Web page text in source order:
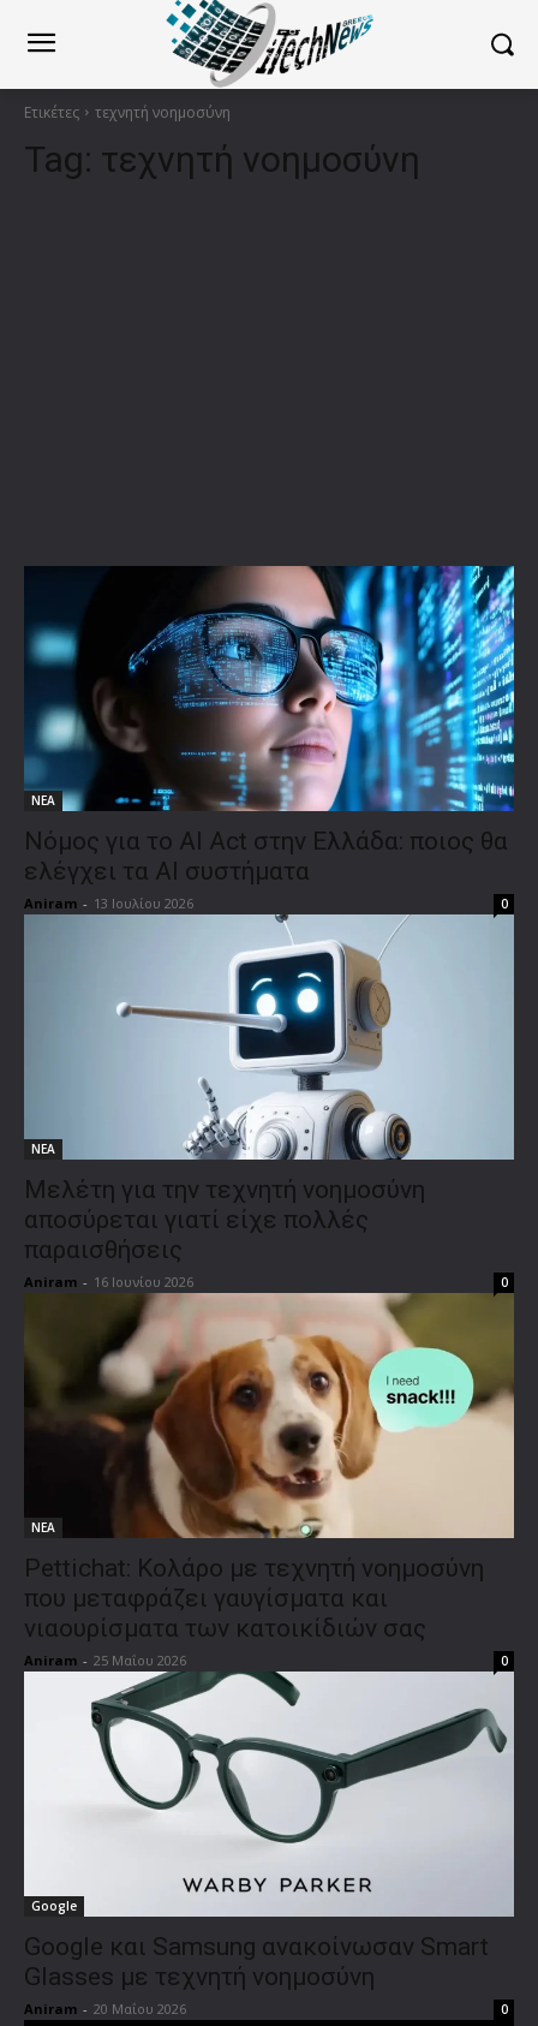
Ετικέτες τεχνητή νοημοσύνη
Tag: τεχνητή νοημοσύνη
ΝΕΑ
Νόμος για το AI Act στην Ελλάδα: ποιος θα
ελέγχει τα AI συστήματα
Aniram - 13 Ιουλίου 2026 0
ΝΕΑ
Μελέτη για την τεχνητή νοημοσύνη
αποσύρεται γιατί είχε πολλές
παραισθήσεις
Aniram - 16 Ιουνίου 2026 0
ΝΕΑ
Pettichat: Κολάρο με τεχνητή νοημοσύνη
που μεταφράζει γαυγίσματα και
νιαουρίσματα των κατοικίδιών σας
Aniram - 25 Μαΐου 2026 0
Google
Google και Samsung ανακοίνωσαν Smart
Glasses με τεχνητή νοημοσύνη
Aniram - 20 Μαΐου 2026 0